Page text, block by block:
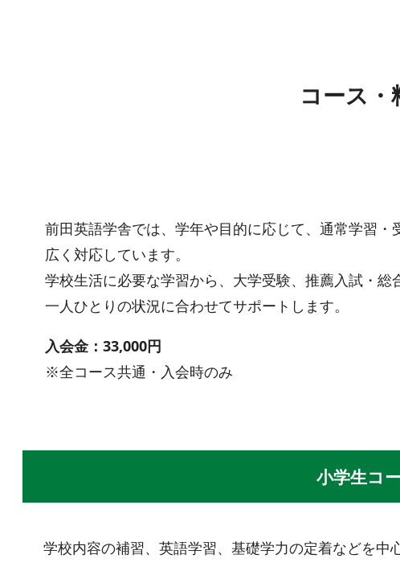
コース・
前田英語学舎では、学年や目的に応じて、通常学習
広く対応しています。
学校生活に必要な学習から、大学受験、推薦入試・総
一人ひとりの状況に合わせてサポートします。
入会金：33,000円
※全コース共通・入会時のみ
小学生コ
学校内容の補習、英語学習、基礎学力の定着などを中